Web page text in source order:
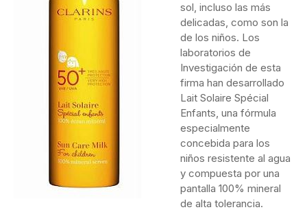
sol, incluso las más
delicadas, como son la
de los niños. Los
laboratorios de
Investigación de esta
firma han desarrollado
Lait Solaire Spécial
Enfants, una fórmula
especialmente
concebida para los
niños resistente al agua
y compuesta por una
pantalla 100% mineral
de alta tolerancia.